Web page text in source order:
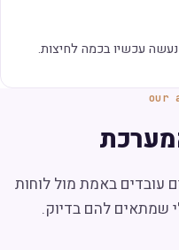
our
עובדים באמת מול לוחות
שמתאים להם בדיוק.